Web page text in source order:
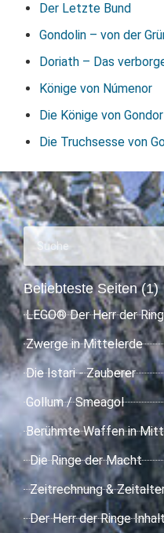
Der Letzte Bund
Gondolin – von der
Doriath – Das
Könige von Númenor
Die Könige von Gondor
Die Truchsesse von
Beliebteste Seiten (1)
LEGO® Der Herr der
Zwerge in Mittelerde
Die Istari - Zauberer
Gollum / Smeagol
Berühmte Waffen in
Die Ringe der Macht
Zeitrechnung &
Der Herr der Ringe